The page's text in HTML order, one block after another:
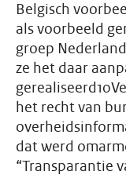
Belgisch
als voorbeeld
groep
ze het daar
het recht van
dat werd
“Transparantie